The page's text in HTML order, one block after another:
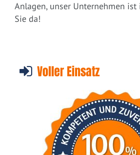
Anlagen, unser Unternehmen
Sie da!
Voller Einsatz